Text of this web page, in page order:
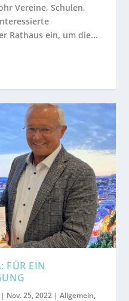
Vereine, Schulen,
Rathaus ein, um die...
FÜR EIN
Nov. 25, 2022 |Allgemein,